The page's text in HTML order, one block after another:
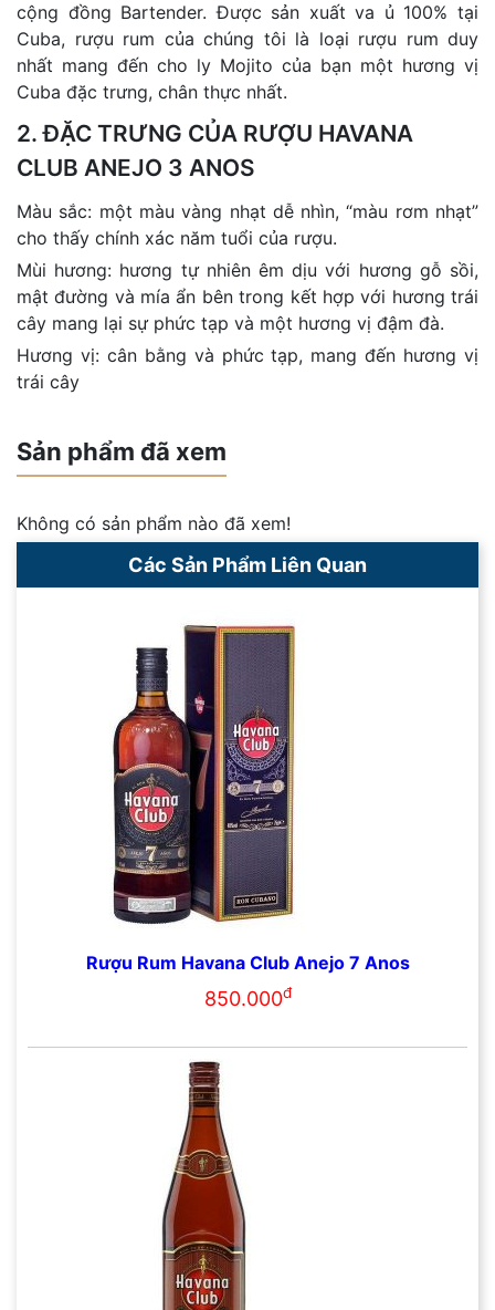
cộng đồng Bartender. Được sản xuất va ủ 100% tại
Cuba, rượu rum của chúng tôi là loại rượu rum duy
nhất mang đến cho ly Mojito của bạn một hương vị
Cuba đặc trưng, chân thực nhất.
2. ĐẶC TRƯNG CỦA RƯỢU HAVANA
CLUB ANEJO 3 ANOS
Màu sắc: một màu vàng nhạt dễ nhìn, “màu rơm nhạt”
cho thấy chính xác năm tuổi của rượu.
Mùi hương: hương tự nhiên êm dịu với hương gỗ sồi,
mật đường và mía ẩn bên trong kết hợp với hương trái
cây mang lại sự phức tạp và một hương vị đậm đà.
Hương vị: cân bằng và phức tạp, mang đến hương vị
trái cây
Sản phẩm đã xem
Không có sản phẩm nào đã xem!
Các Sản Phẩm Liên Quan
Rượu Rum Havana Club Anejo 7 Anos
850.000đ